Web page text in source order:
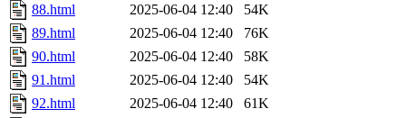
88.html
2025-06-04 12:40
54K
89.html
2025-06-04 12:40
76K
90.html
2025-06-04 12:40
58K
91.html
2025-06-04 12:40
54K
92.html
2025-06-04 12:40
61K